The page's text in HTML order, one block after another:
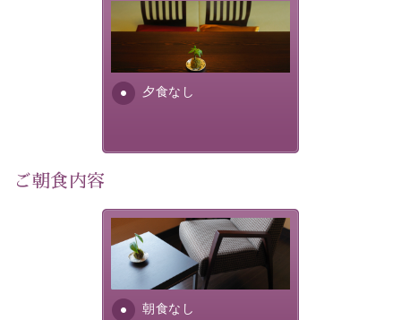
温かいおもてなし。ご滞在を楽しみに待つ日々が旅をよ
り特別なものにしてくれます。
早めのご予約で、お得に癒しのひとときをお過ごしくだ
個室料亭、貸切風呂のご利用が可能な上、 安心安全にご
滞在いただけるよう
徹底した衛生管理を行っております。
-------------------------------------------------
・宿泊料金5%OFF
夕食なし
夕食なしご夕食を追加される
場合は、二食付きのプランを
お選びくださいませ。
ご朝食内容
朝食なし
朝食なし。ご朝食を付ける場
合は朝食付きのプランをお選
びくださいませ。